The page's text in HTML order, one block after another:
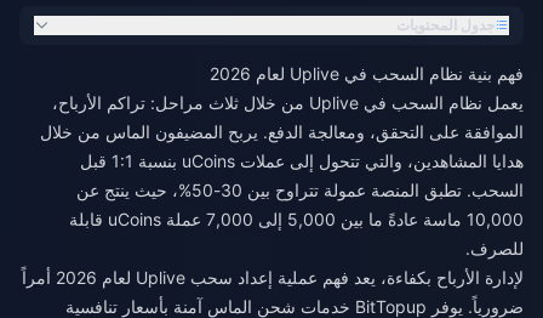
جدول المحتويات
فهم بنية نظام السحب في Uplive لعام 2026
يعمل نظام السحب في Uplive من خلال ثلاث مراحل: تراكم الأرباح،
الموافقة على التحقق، ومعالجة الدفع. يربح المضيفون الماس من خلال
هدايا المشاهدين، والتي تتحول إلى عملات uCoins بنسبة 1:1 قبل
السحب. تطبق المنصة عمولة تتراوح بين 30-50%، حيث ينتج عن
10,000 ماسة عادةً ما بين 5,000 إلى 7,000 عملة uCoins قابلة
للصرف.
لإدارة الأرباح بكفاءة، يعد فهم عملية إعداد سحب Uplive لعام 2026
أمراً
ضرورياً. يوفر BitTopup خدمات شحن الماس آمنة بأسعار تنافسية